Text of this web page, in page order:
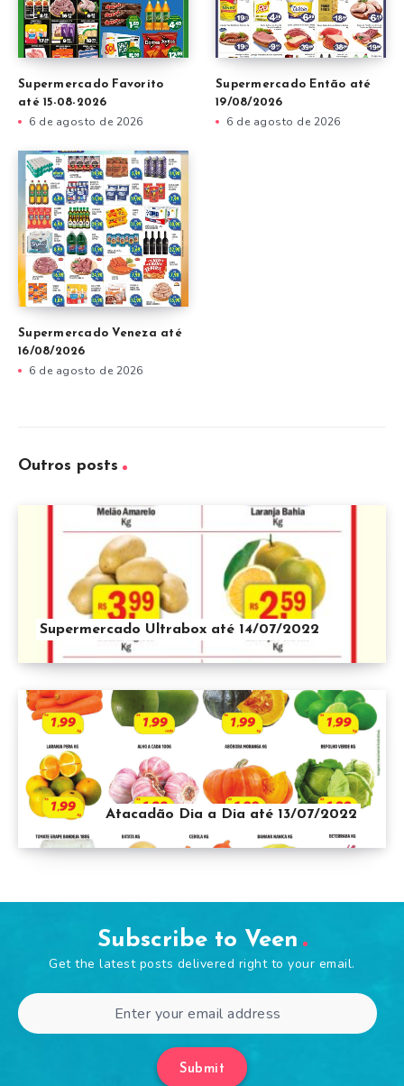
Supermercado Favorito
até 15-08-2026
6 de agosto de 2026
Supermercado Então até
19/08/2026
6 de agosto de 2026
Supermercado Veneza até
16/08/2026
6 de agosto de 2026
Outros posts
Supermercado Ultrabox até 14/07/2022
Atacadão Dia a Dia até 13/07/2022
Subscribe to Veen
Get the latest posts delivered right to your email.
Submit